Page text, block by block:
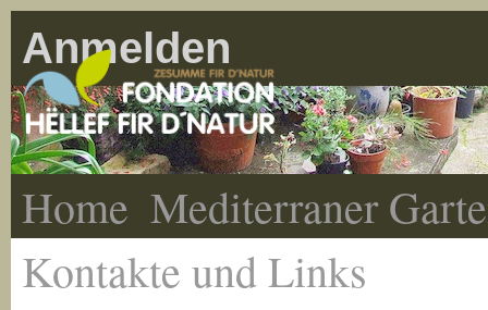
Anmelden
Home Mediterraner
Kontakte und Links